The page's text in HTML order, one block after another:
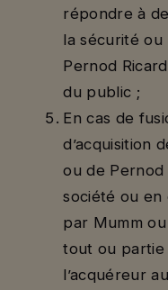
répondre à
la sécurité ou
Pernod
du public ;
En cas de
d’acquisition
ou de
société ou en
par Mumm
tout ou partie
l’acquéreur